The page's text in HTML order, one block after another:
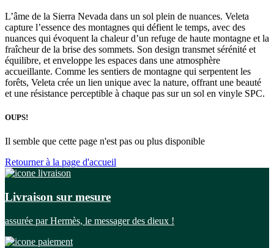
L’âme de la Sierra Nevada dans un sol plein de nuances. Veleta
capture l’essence des montagnes qui défient le temps, avec des
nuances qui évoquent la chaleur d’un refuge de haute montagne et la
fraîcheur de la brise des sommets. Son design transmet sérénité et
équilibre, et enveloppe les espaces dans une atmosphère
accueillante. Comme les sentiers de montagne qui serpentent les
forêts, Veleta crée un lien unique avec la nature, offrant une beauté
et une résistance perceptible à chaque pas sur un sol en vinyle SPC.
OUPS!
Il semble que cette page n'est pas ou plus disponible
Retourner à la page d'accueil
Livraison sur mesure
assurée par Hermès, le messager des dieux !